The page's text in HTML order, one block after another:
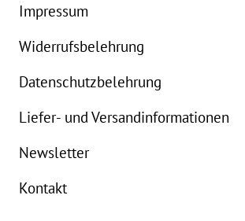
Impressum
Widerrufsbelehrung
Datenschutzbelehrung
Liefer- und Versandinformationen
Newsletter
Kontakt